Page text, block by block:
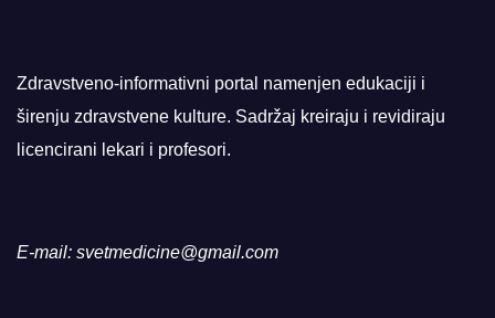
Zdravstveno-informativni portal namenjen edukaciji i
širenju zdravstvene kulture. Sadržaj kreiraju i revidiraju
licencirani lekari i profesori.
E-mail: svetmedicine@gmail.com